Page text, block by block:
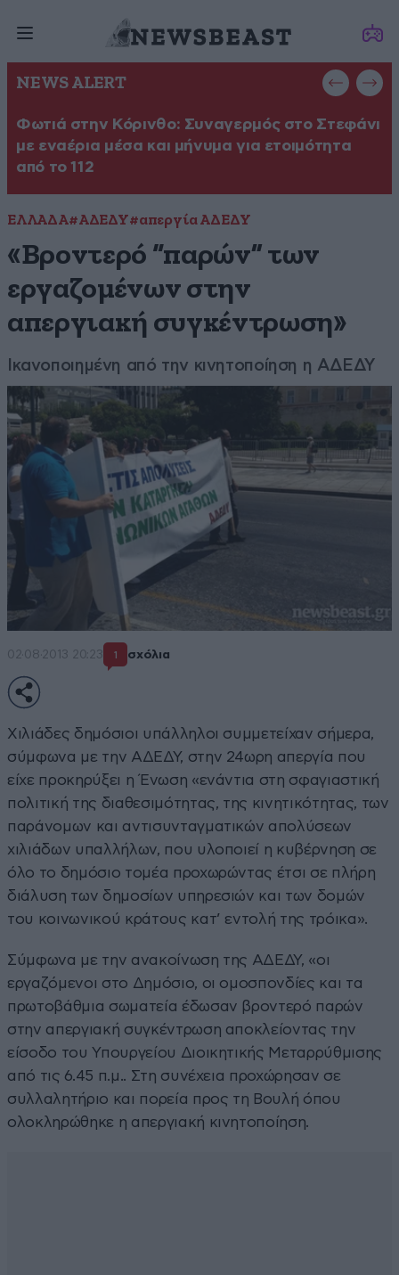
NEWS ALERT
Φωτιά στην Κόρινθο: Συναγερμός στο Στεφάνι
με εναέρια μέσα και μήνυμα για ετοιμότητα
από το 112
ΕΛΛΑΔΑ#ΑΔΕΔΥ#απεργία ΑΔΕΔΥ
«Βροντερό “παρών” των
εργαζομένων στην
απεργιακή συγκέντρωση»
Ικανοποιημένη από την κινητοποίηση η ΑΔΕΔΥ
02·08·2013 20:23 1 σχόλια
Χιλιάδες δημόσιοι υπάλληλοι συμμετείχαν σήμερα,
σύμφωνα με την ΑΔΕΔΥ, στην 24ωρη απεργία που
είχε προκηρύξει η Ένωση «ενάντια στη σφαγιαστική
πολιτική της διαθεσιμότητας, της κινητικότητας, των
παράνομων και αντισυνταγματικών απολύσεων
χιλιάδων υπαλλήλων, που υλοποιεί η κυβέρνηση σε
όλο το δημόσιο τομέα προχωρώντας έτσι σε πλήρη
διάλυση των δημοσίων υπηρεσιών και των δομών
του κοινωνικού κράτους κατ’ εντολή της τρόικα».
Σύμφωνα με την ανακοίνωση της ΑΔΕΔΥ, «οι
εργαζόμενοι στο Δημόσιο, οι ομοσπονδίες και τα
πρωτοβάθμια σωματεία έδωσαν βροντερό παρών
στην απεργιακή συγκέντρωση αποκλείοντας την
είσοδο του Υπουργείου Διοικητικής Μεταρρύθμισης
από τις 6.45 π.μ.. Στη συνέχεια προχώρησαν σε
συλλαλητήριο και πορεία προς τη Βουλή όπου
ολοκληρώθηκε η απεργιακή κινητοποίηση.